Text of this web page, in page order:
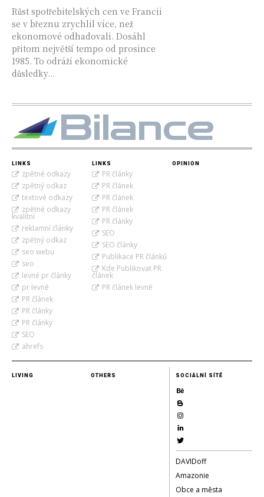
Růst spotřebitelských cen ve Francii
se v březnu zrychlil více, než
ekonomové odhadovali. Dosáhl
přitom největší tempo od prosince
1985. To odráží ekonomické
důsledky...
Bilance
LINKS
zpětné odkazy
zpětný odkaz
textové odkazy
zpětné odkazy
kvalitní
reklamní články
zpětný odkaz
seo webu
seo
levné pr články
pr levně
PR článek
PR články
PR články
SEO
ahrefs
LINKS
PR články
PR článek
PR článek
PR článek
PR články
SEO
SEO články
Publikace PR článků
Kde Publikovat PR
článek
PR článek levně
OPINION
LIVING OTHERS SOCIÁLNÍ SÍTĚ
DAVIDoff
Amazonie
Obce a města